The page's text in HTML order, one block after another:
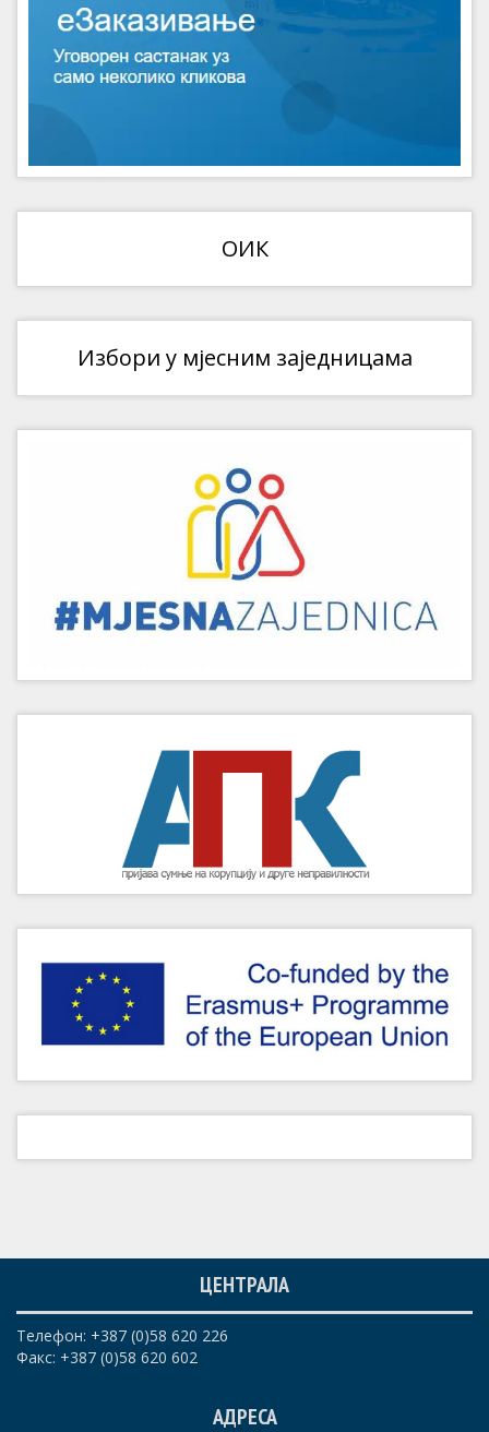
ОИК
Избори у мјесним заједницама
ЦЕНТРАЛА
Телефон: +387 (0)58 620 226
Факс: +387 (0)58 620 602
АДРЕСА